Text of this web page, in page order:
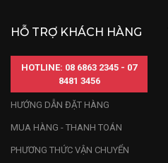
HỖ TRỢ KHÁCH HÀNG
HOTLINE: 08 6863 2345 - 07
8481 3456
HƯỚNG DẪN ĐẶT HÀNG
MUA HÀNG - THANH TOÁN
PHƯƠNG THỨC VẬN CHUYỂN